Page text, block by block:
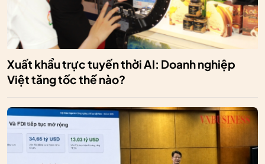
Xuất khẩu trực tuyến thời AI: Doanh nghiệp
Việt tăng tốc thế nào?